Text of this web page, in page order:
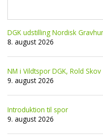
TILSKUD TIL
RYGFOTOGRAFERING
DGK udstilling Nordisk
8. august 2026
NM i Vildtspor DGK, Rold Skov
9. august 2026
Introduktion til spor
9. august 2026